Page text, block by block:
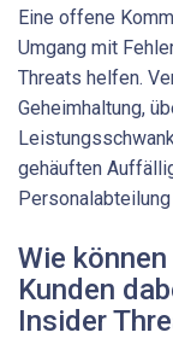
Eine offene
Umgang mit
Threats helfen.
Geheimhaltung,
gehäuften
Wie
Kunden
Insider